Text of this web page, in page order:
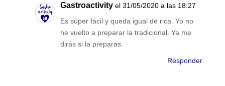
Gastroactivity el 31/05/2020 a las 18:27
Es súper fácil y queda igual de rica. Yo no
he vuelto a preparar la tradicional. Ya me
dirás si la preparas.
Responder